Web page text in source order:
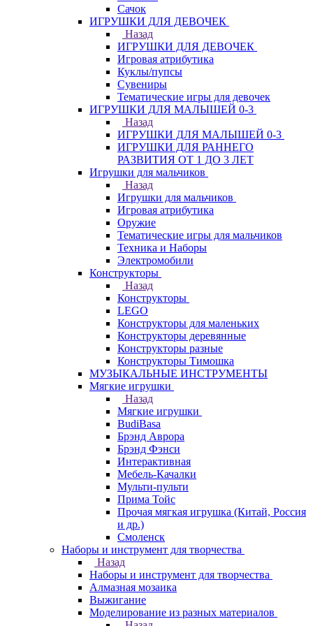
Сачок
ИГРУШКИ ДЛЯ ДЕВОЧЕК
Назад
ИГРУШКИ ДЛЯ ДЕВОЧЕК
Игровая атрибутика
Куклы/пупсы
Сувениры
Тематические игры для девочек
ИГРУШКИ ДЛЯ МАЛЫШЕЙ 0-3
Назад
ИГРУШКИ ДЛЯ МАЛЫШЕЙ 0-3
ИГРУШКИ ДЛЯ РАННЕГО
РАЗВИТИЯ ОТ 1 ДО 3 ЛЕТ
Игрушки для мальчиков
Назад
Игрушки для мальчиков
Игровая атрибутика
Оружие
Тематические игры для мальчиков
Техника и Наборы
Электромобили
Конструкторы
Назад
Конструкторы
LEGO
Конструкторы для маленьких
Конструкторы деревянные
Конструкторы разные
Конструкторы Тимошка
МУЗЫКАЛЬНЫЕ ИНСТРУМЕНТЫ
Мягкие игрушки
Назад
Мягкие игрушки
BudiBasa
Брэнд Аврора
Брэнд Фэнси
Интерактивная
Мебель-Качалки
Мульти-пульти
Прима Тойс
Прочая мягкая игрушка (Китай, Россия
и др.)
Смоленск
Наборы и инструмент для творчества
Назад
Наборы и инструмент для творчества
Алмазная мозаика
Выжигание
Моделирование из разных материалов